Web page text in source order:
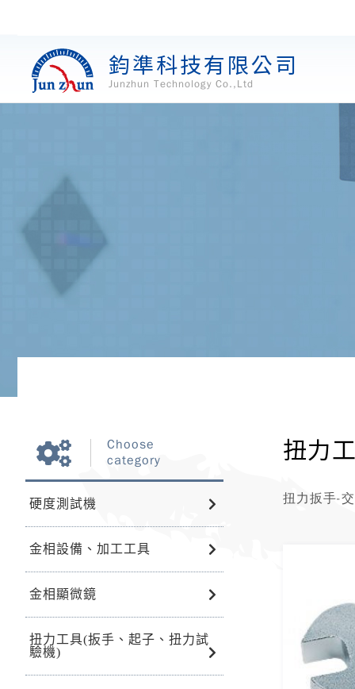
鈞準科技有限公司
Junzhun Technology Co.,Ltd
Choose
category
硬度測試機
金相設備、加工工具
金相顯微鏡
扭力工具(扳手、起子、扭力試
驗機)
扭力
扭力扳手-